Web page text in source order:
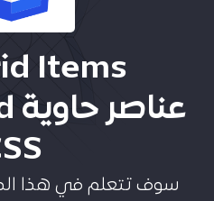
Items
سوف تتعلم في هذا